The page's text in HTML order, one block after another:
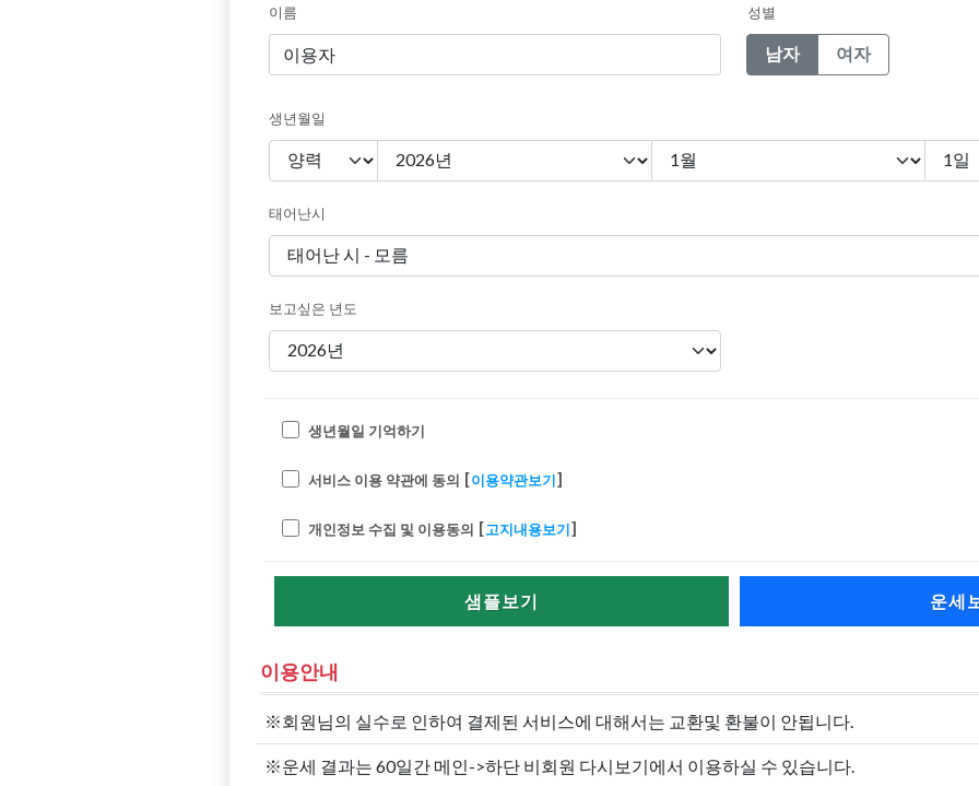
이름 성별
남자 여자
생년월일
태어난시
보고싶은 년도
생년월일 기억하기
서비스 이용 약관에 동의 [이용약관보기]
개인정보 수집 및 이용동의 [고지내용보기]
샘플보기 운세
이용안내
※회원님의 실수로 인하여 결제된 서비스에 대해서는 교환및 환불이 안됩니다.
※운세 결과는 60일간 메인->하단 비회원 다시보기에서 이용하실 수 있습니다.